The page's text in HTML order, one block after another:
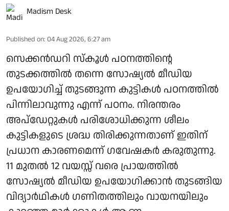
Madism Desk
Published on: 04 Aug 2026, 6:27 am
സെക്കന്‍ഡറി സ്‌കൂള്‍ പഠനത്തിന്റെ
തുടക്കത്തില്‍ തന്നെ സോഷ്യല്‍ മീഡിയ
ഉപയോഗിച്ച് തുടങ്ങുന്ന കുട്ടികള്‍ പഠനത്തില്‍
പിന്നിലാവുന്നു എന്ന് പഠനം. നിരന്തരം
അപ്ഡേറ്റുകള്‍ പരിശോധിക്കുന്ന ശീലം
കുട്ടികളുടെ ശ്രദ്ധ തിരിക്കുന്നതാണ് ഇതിന്
പ്രധാന കാരണമെന്ന് ഗവേഷകര്‍ കരുതുന്നു.
11 മുതല്‍ 12 വയസ്സ് വരെ പ്രായത്തില്‍
സോഷ്യല്‍ മീഡിയ ഉപയോഗിക്കാന്‍ തുടങ്ങിയ
വിദ്യാര്‍ഥികള്‍ ഗണിതത്തിലും വായനയിലും